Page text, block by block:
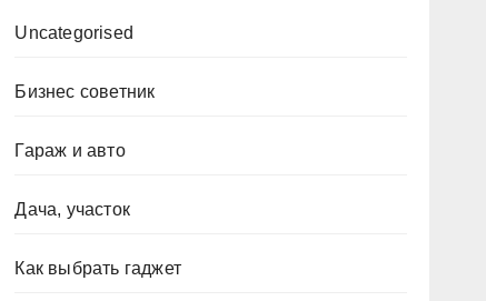
Uncategorised
Бизнес советник
Гараж и авто
Дача, участок
Как выбрать гаджет